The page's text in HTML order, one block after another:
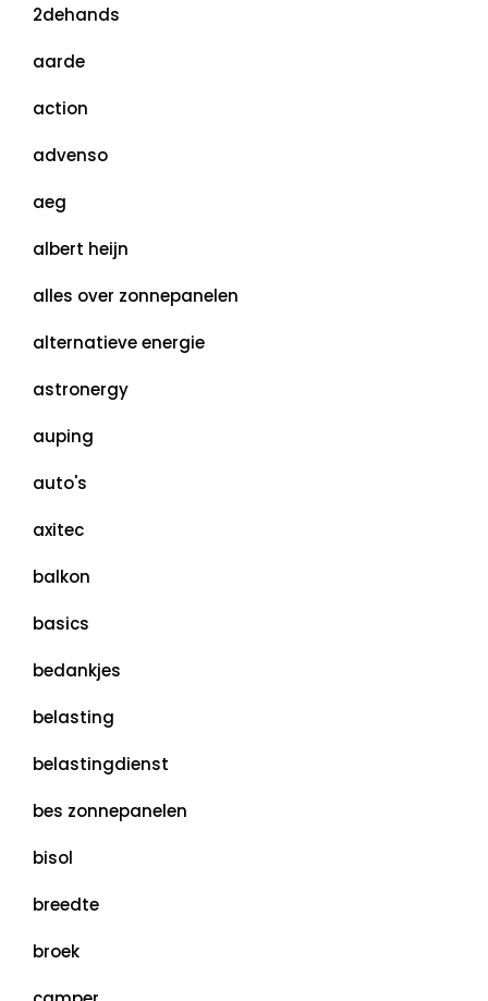
2dehands
aarde
action
advenso
aeg
albert heijn
alles over zonnepanelen
alternatieve energie
astronergy
auping
auto's
axitec
balkon
basics
bedankjes
belasting
belastingdienst
bes zonnepanelen
bisol
breedte
broek